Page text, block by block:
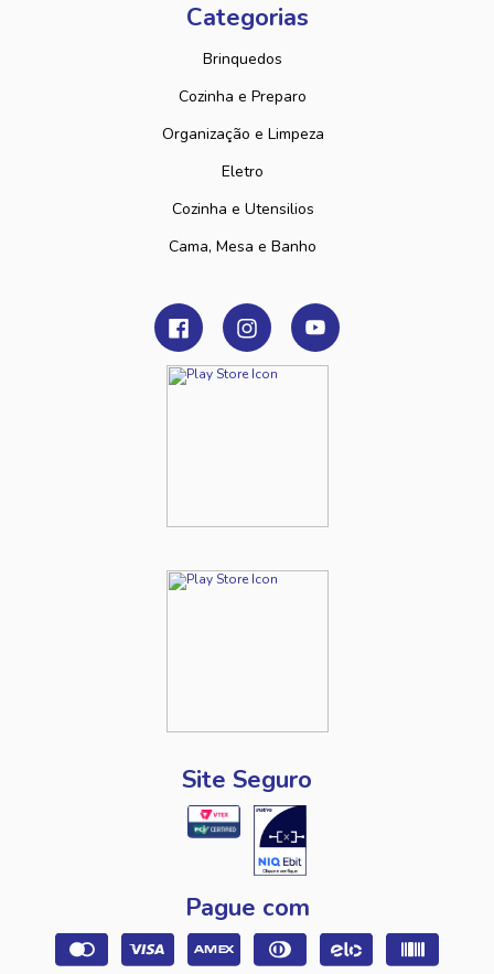
Categorias
Brinquedos
Cozinha e Preparo
Organização e Limpeza
Eletro
Cozinha e Utensilios
Cama, Mesa e Banho
Site Seguro
Pague com